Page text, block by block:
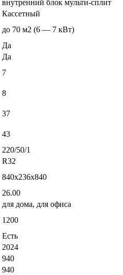
внутренний блок мульти-сплит
Кассетный
до 70 м2 (6 — 7 кВт)
Да
Да
7
8
37
43
220/50/1
R32
840x236x840
26.00
для дома, для офиса
1200
Есть
2024
940
940